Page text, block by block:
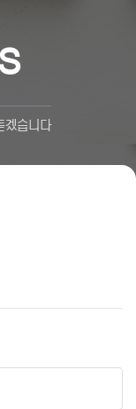
습니다